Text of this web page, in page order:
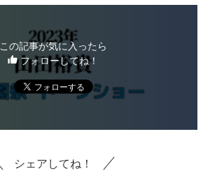
この記事が気に入ったら
フォローしてね！
シェアしてね！